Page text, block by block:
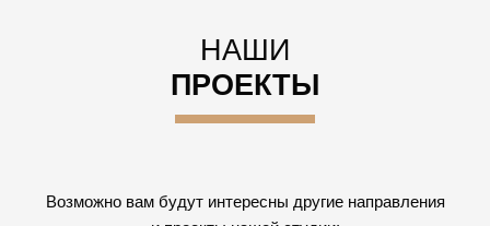
НАШИ
ПРОЕКТЫ
Возможно вам будут интересны другие направления